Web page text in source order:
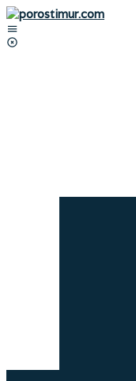
Lewati
ke
konten